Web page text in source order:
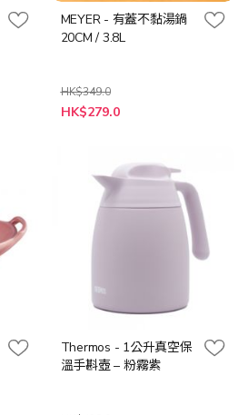
MEYER - 有蓋不黏湯鍋
20CM / 3.8L
HK$349.0
特
殊
HK$279.0
Thermos - 1公升真空保
溫手斟壺 – 粉霧紫